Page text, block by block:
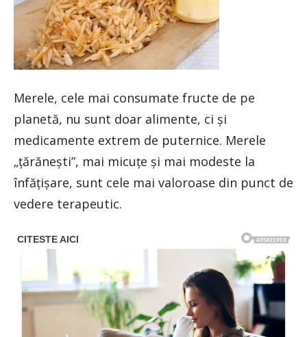
Merele, cele mai consumate fructe de pe
planetă, nu sunt doar alimente, ci şi
medicamente extrem de puternice. Merele
„ţărăneşti”, mai micuţe şi mai modeste la
înfăţişare, sunt cele mai valoroase din punct de
vedere terapeutic.